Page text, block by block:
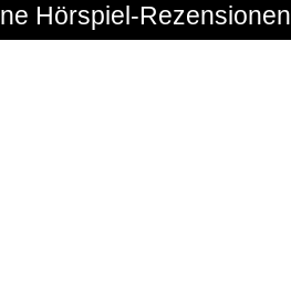
Hörspiel-Rezensionen